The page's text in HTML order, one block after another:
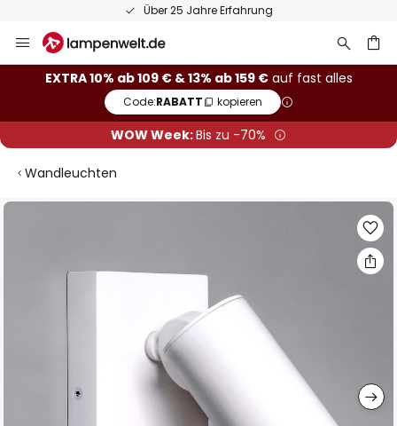
Über 25 Jahre Erfahrung
Inhalt
springen
EXTRA 10% ab 109 € & 13% ab 159 €auf fast alles
Code:RABATT kopieren
WOW Week:Bis zu -70%
Wandleuchten
Zum
Bildgalerie